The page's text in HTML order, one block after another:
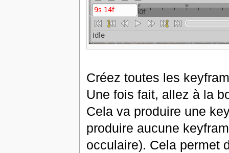
Créez toutes les
Une fois fait, allez à la
Cela va produire une
produire aucune
occulaire). Cela permet